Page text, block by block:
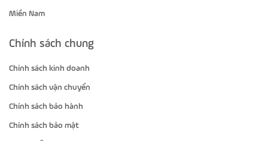
Miền Nam
Chính sách chung
Chính sách kinh doanh
Chính sách vận chuyển
Chính sách bảo hành
Chính sách bảo mật